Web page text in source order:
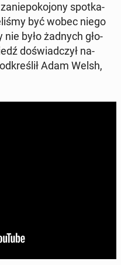
spo­tka­
być wobec niego
było żadnych gło­
do­świad­czył na­
Adam Welsh,